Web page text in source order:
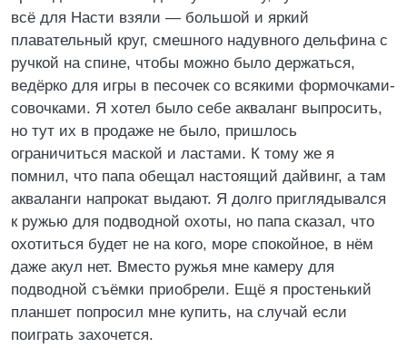
всё для Насти взяли — большой и яркий
плавательный круг, смешного надувного дельфина с
ручкой на спине, чтобы можно было держаться,
ведёрко для игры в песочек со всякими формочками-
совочками. Я хотел было себе акваланг выпросить,
но тут их в продаже не было, пришлось
ограничиться маской и ластами. К тому же я
помнил, что папа обещал настоящий дайвинг, а там
акваланги напрокат выдают. Я долго приглядывался
к ружью для подводной охоты, но папа сказал, что
охотиться будет не на кого, море спокойное, в нём
даже акул нет. Вместо ружья мне камеру для
подводной съёмки приобрели. Ещё я простенький
планшет попросил мне купить, на случай если
поиграть захочется.